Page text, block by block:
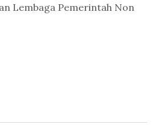
Lembaga Pemerintah Non